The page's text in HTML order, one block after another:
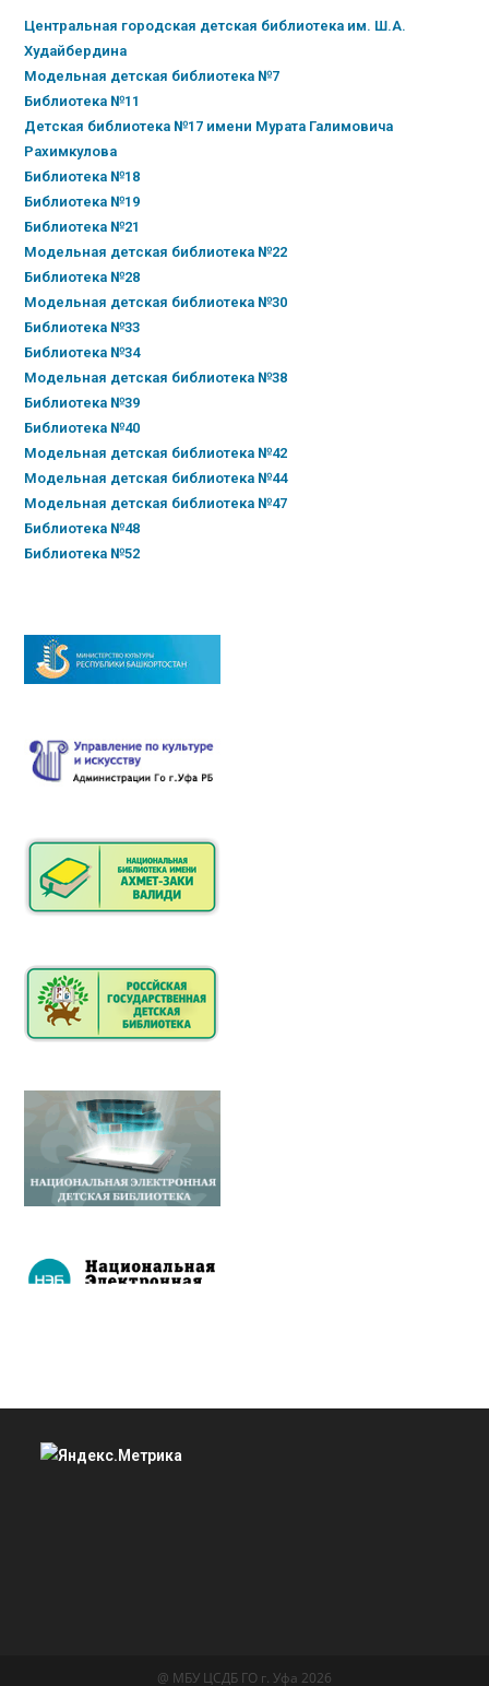
Центральная городская детская библиотека им. Ш.А.
Худайбердина
Модельная детская библиотека №7
Библиотека №11
Детская библиотека №17 имени Мурата Галимовича
Рахимкулова
Библиотека №18
Библиотека №19
Библиотека №21
Модельная детская библиотека №22
Библиотека №28
Модельная детская библиотека №30
Библиотека №33
Библиотека №34
Модельная детская библиотека №38
Библиотека №39
Библиотека №40
Модельная детская библиотека №42
Модельная детская библиотека №44
Модельная детская библиотека №47
Библиотека №48
Библиотека №52
@ МБУ ЦСДБ ГО г. Уфа 2026